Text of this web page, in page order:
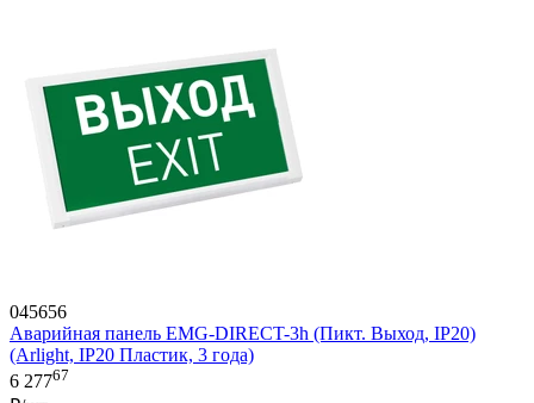
045656
Аварийная панель EMG-DIRECT-3h (Пикт. Выход, IP20)
(Arlight, IP20 Пластик, 3 года)
6 27767